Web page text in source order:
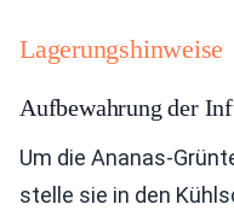
Lagerungshinweise
Aufbewahrung der
Um die Ananas-
stelle sie in den